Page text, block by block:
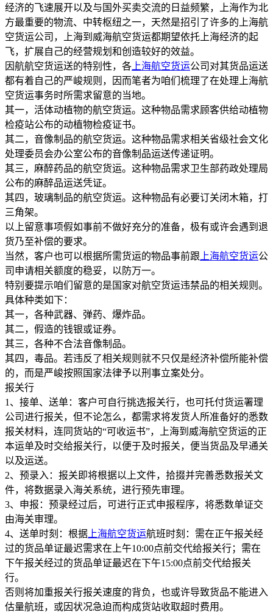
经济的飞速展开以及与国外买卖交流的日益频繁，上海作为北
方最重要的物流、中转枢纽之一，天然是招引了许多的上海航
空货运公司，上海到威海航空货运都期望依托上海经济的起
飞，扩展自己的经营规划和创造较好的效益。
因航航空货运送的特别性，各 上海航空货运公司对其货品运送
都有着自己的严峻规则，因而笔者为咱们梳理了在处理上海航
空货运事务时所需求留意的当地。
其一，活体动植物的航空货运。这种物品需求顾客供给动植物
检疫站公布的动植物检疫证书。
其二，音像制品的航空货运。这种物品需求相关省级社会文化
处理委员会办公室公布的音像制品运送传递证明。
其三，麻醉药品的航空货运。这种物品需求卫生部药政处理局
公布的麻醉品运送凭证。
其四，玻璃制品的航空货运。这种物品有必要订关闭木箱，打
三角架。
以上留意事项假如事前不做好充分的准备，极有或许会遇到退
货乃至补偿的要求。
当然，客户也可以根据所需货运的物品事前跟 上海航空货运公
司申请相关额度的稳妥，以防万一。
特别要提示咱们留意的是国家对航空货运违禁品的相关规则。
具体种类如下：
其一，各种武器、弹药、爆炸品。
其二，假造的钱银或证券。
其三，各种不合法音像制品。
其四，毒品。若违反了相关规则就不只仅是经济补偿所能补偿
的，而是严峻按照国家法律予以刑事立案处分。
报关行
1、接单、送单：客户可自行挑选报关行，也可托付货运署理
公司进行报关，但不论怎么，都需求将发货人所准备好的悉数
报关材料，连同货站的“可收运书”，上海到威海航空货运的正
本运单及时交给报关行，以便于及时报关，便当货品及早通关
以及运送。
2、预录入：报关即将根据以上文件，拾掇并完善悉数报关文
件，将数据录入海关系统，进行预先审理。
3、申报：预录经过后，可进行正式申报程序，将悉数单证交
由海关审理。
4、送单时刻：根据 上海航空货运航班时刻：需在正午报关经
过的货品单证最迟需求在上午10:00点前交代给报关行；需在
下午报关经过的货品单证最迟在下午15:00点前交代给报关
行。
否则将加重报关行报关速度的背负，也或许导致货品不能进入
估量航班，或因状况急迫而构成货站收取超时费用。